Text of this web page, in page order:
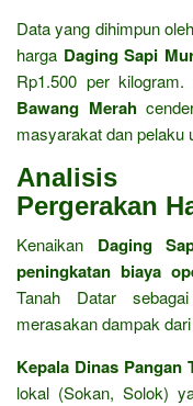
Data yang dihimpun oleh
harga Daging Sapi
Rp1.500 per kilogram.
Bawang Merah
masyarakat dan pelaku
Analisis
Pergerakan
Kenaikan Daging
peningkatan biaya
Tanah Datar
merasakan dampak
Kepala Dinas Pangan
lokal (Sokan, Solok)